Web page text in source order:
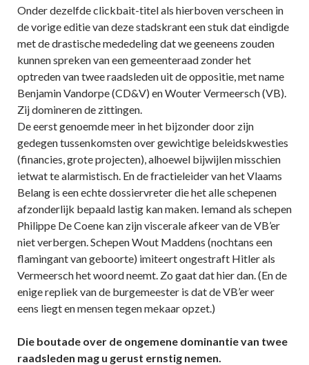
Onder dezelfde clickbait-titel als hierboven verscheen in
de vorige editie van deze stadskrant een stuk dat eindigde
met de drastische mededeling dat we geeneens zouden
kunnen spreken van een gemeenteraad zonder het
optreden van twee raadsleden uit de oppositie, met name
Benjamin Vandorpe (CD&V) en Wouter Vermeersch (VB).
Zij domineren de zittingen.
De eerst genoemde meer in het bijzonder door zijn
gedegen tussenkomsten over gewichtige beleidskwesties
(financies, grote projecten), alhoewel bijwijlen misschien
ietwat te alarmistisch. En de fractieleider van het Vlaams
Belang is een echte dossiervreter die het alle schepenen
afzonderlijk bepaald lastig kan maken. Iemand als schepen
Philippe De Coene kan zijn viscerale afkeer van de VB’er
niet verbergen. Schepen Wout Maddens (nochtans een
flamingant van geboorte) imiteert ongestraft Hitler als
Vermeersch het woord neemt. Zo gaat dat hier dan. (En de
enige repliek van de burgemeester is dat de VB’er weer
eens liegt en mensen tegen mekaar opzet.)
Die boutade over de ongemene dominantie van twee
raadsleden mag u gerust ernstig nemen.